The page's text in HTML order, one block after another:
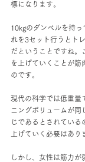
標になります。
10kgのダンベルを持
れを3セット行うとト
だということですね。
を上げていくことが筋
のです。
現代の科学では低重量
ニングボリュームが同
じであるとされている
上げていく必要はあり
しかし、女性は筋力が